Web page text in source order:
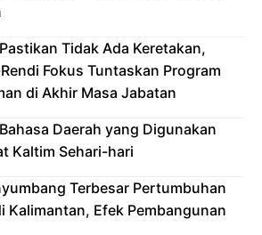
Tidak Ada Keretakan,
Fokus Tuntaskan Program
di Akhir Masa Jabatan
Daerah yang Digunakan
Kaltim Sehari-hari
Terbesar Pertumbuhan
Kalimantan, Efek Pembangunan